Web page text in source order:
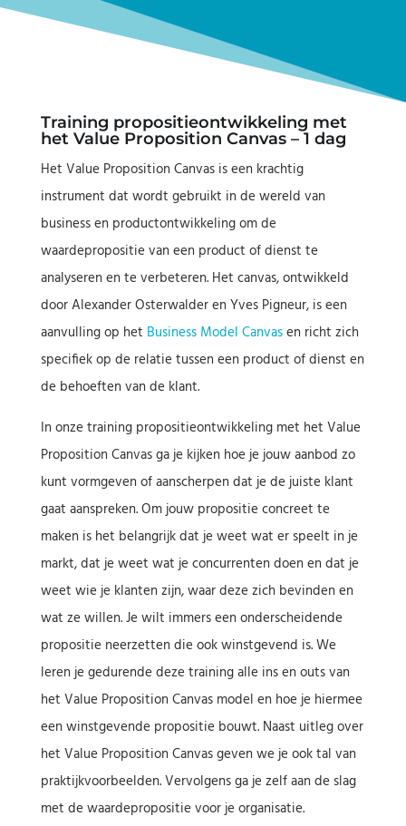
Training propositieontwikkeling met
het Value Proposition Canvas – 1 dag
Het Value Proposition Canvas is een krachtig
instrument dat wordt gebruikt in de wereld van
business en productontwikkeling om de
waardepropositie van een product of dienst te
analyseren en te verbeteren. Het canvas, ontwikkeld
door Alexander Osterwalder en Yves Pigneur, is een
aanvulling op het Business Model Canvasen richt zich
specifiek op de relatie tussen een product of dienst en
de behoeften van de klant.
In onze training propositieontwikkeling met het Value
Proposition Canvas ga je kijken hoe je jouw aanbod zo
kunt vormgeven of aanscherpen dat je de juiste klant
gaat aanspreken. Om jouw propositie concreet te
maken is het belangrijk dat je weet wat er speelt in je
markt, dat je weet wat je concurrenten doen en dat je
weet wie je klanten zijn, waar deze zich bevinden en
wat ze willen. Je wilt immers een onderscheidende
propositie neerzetten die ook winstgevend is. We
leren je gedurende deze training alle ins en outs van
het Value Proposition Canvas model en hoe je hiermee
een winstgevende propositie bouwt. Naast uitleg over
het Value Proposition Canvas geven we je ook tal van
praktijkvoorbeelden. Vervolgens ga je zelf aan de slag
met de waardepropositie voor je organisatie.